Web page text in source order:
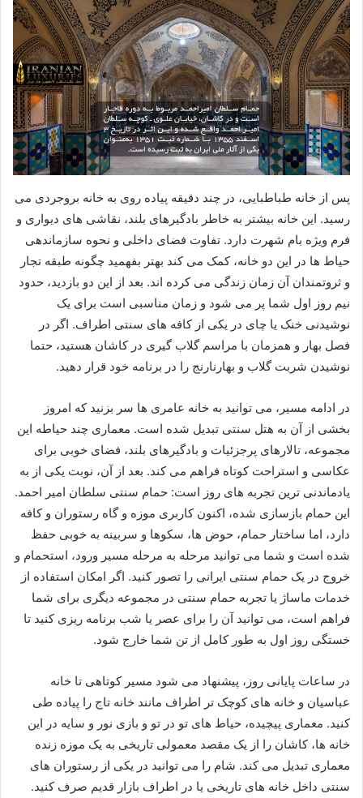
پس از خانه طباطبایی، در چند دقیقه پیاده روی به خانه بروجردی می
رسید. این خانه بیشتر به خاطر بادگیرهای بلند، نقاشی های دیواری و
فرم ویژه بام شهرت دارد. تفاوت فضای داخلی و نحوه سازماندهی
حیاط ها در این دو خانه، کمک می کند بهتر بفهمید چگونه طبقه تجار
و ثروتمندان آن زمان زندگی می کرده اند. بعد از این دو بازدید، حدود
نیم روز اول شما پر می شود و زمان مناسبی است برای یک
نوشیدنی خنک یا چای در یکی از کافه های سنتی اطراف. اگر در
فصل بهار و همزمان با مراسم گلاب گیری در کاشان هستید، حتما
نوشیدن شربت گلاب و بهارنارنج را در برنامه خود قرار دهید.
در ادامه مسیر، می توانید به خانه عامری ها سر بزنید که امروز
بخشی از آن به هتل سنتی تبدیل شده است. معماری چند حیاطه این
مجموعه، تالارهای پرجزئیات و بادگیرهای بلند، فضای خوبی برای
عکاسی و استراحت کوتاه فراهم می کند. بعد از آن، نوبت یکی از به
یادماندنی ترین تجربه های روز است: حمام سنتی سلطان امیر احمد.
این حمام بازسازی شده، اکنون کاربری موزه و گاه رستوران و کافه
دارد، اما ساختار حمام، حوض ها، سکوها و سربینه به خوبی حفظ
شده است و شما می توانید مرحله به مرحله مسیر ورود، استحمام و
خروج در یک حمام سنتی ایرانی را تصور کنید. اگر امکان استفاده از
خدمات ماساژ یا تجربه حمام سنتی در مجموعه دیگری برای شما
فراهم است، می توانید آن را برای عصر یا شب برنامه ریزی کنید تا
خستگی روز اول به طور کامل از تن شما خارج شود.
در ساعات پایانی روز، پیشنهاد می شود مسیر کوتاهی تا خانه
عباسیان و خانه های کوچک تر اطراف مانند خانه تاج را پیاده طی
کنید. معماری پیچیده، حیاط های تو در تو و بازی نور و سایه در این
خانه ها، کاشان را از یک مقصد معمولی تاریخی به یک موزه زنده
معماری تبدیل می کند. شام را می توانید در یکی از رستوران های
سنتی داخل خانه های تاریخی یا در اطراف بازار قدیم صرف کنید.